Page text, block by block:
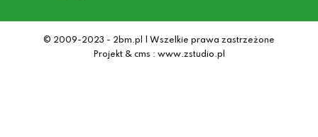
© 2009-2023 - 2bm.pl | Wszelkie prawa zastrzeżone
Projekt & cms : www.zstudio.pl